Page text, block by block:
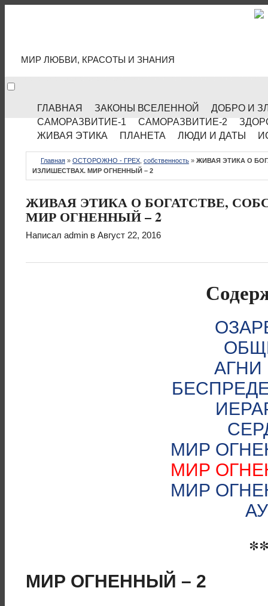
МИР ЛЮБВИ, КРАСОТЫ И ЗНАНИЯ
ГЛАВНАЯ ЗАКОНЫ ВСЕЛЕННОЙ
ДОБРО И
САМОРАЗВИТИЕ-1
САМОРАЗВИТИЕ-2
ЖИВАЯ ЭТИКА
ПЛАНЕТА ЛЮДИ И ДАТЫ
Главная » ОСТОРОЖНО - ГРЕХ собственность » ЖИВАЯ ЭТИКА О
ИЗЛИШЕСТВАХ. МИР ОГНЕННЫЙ – 2
ЖИВАЯ ЭТИКА О БОГАТСТВЕ,
МИР ОГНЕННЫЙ – 2
Написал admin в Август 22, 2016
АГНИ
МИР
МИР
МИР
МИР ОГНЕННЫЙ – 2